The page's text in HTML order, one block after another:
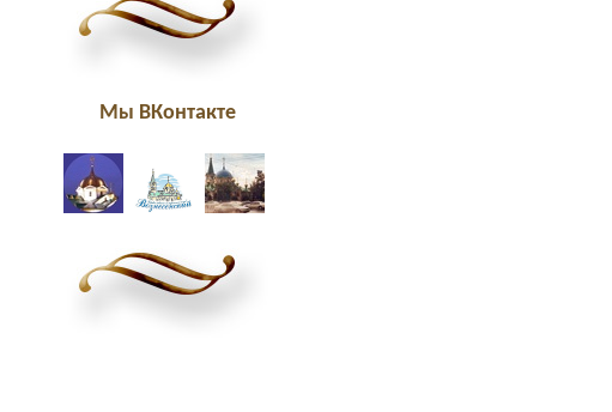
Мы ВКонтакте